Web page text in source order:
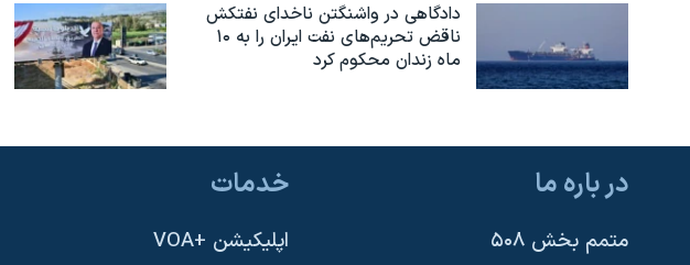
دادگاهی در واشنگتن ناخدای نفتکش
ناقض تحریم‌های نفت ایران را به ۱۰
ماه زندان محکوم کرد
در باره ما
متمم بخش ۵۰۸
خدمات
اپلیکیشن +VOA